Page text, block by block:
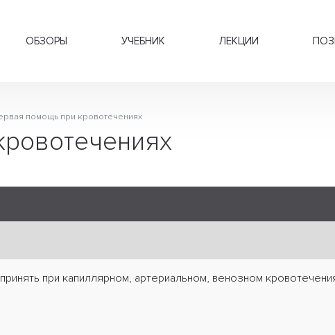
ОБЗОРЫ УЧЕБНИК ЛЕКЦИИ
помощь при кровотечениях
при капиллярном, артериальном, венозном